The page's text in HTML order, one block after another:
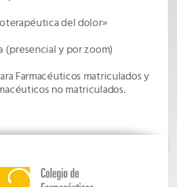
del dolor»
(presencial y por zoom)
Farmacéuticos matriculados y
no matriculados.